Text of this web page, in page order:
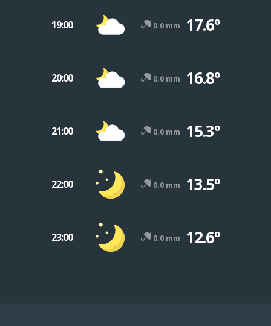
19:00 0.0 mm 17.6º
20:00 0.0 mm 16.8º
21:00 0.0 mm 15.3º
22:00 0.0 mm 13.5º
23:00 0.0 mm 12.6º